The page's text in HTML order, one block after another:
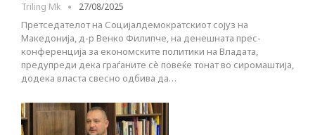
Triling Mk 27/08/2025
Претседателот на Социјалдемократскиот сојуз на
Македонија, д-р Венко Филипче, на денешната прес-
конференција за економските политики на Владата,
предупреди дека граѓаните сè повеќе тонат во сиромаштија,
додека власта свесно одбива да…